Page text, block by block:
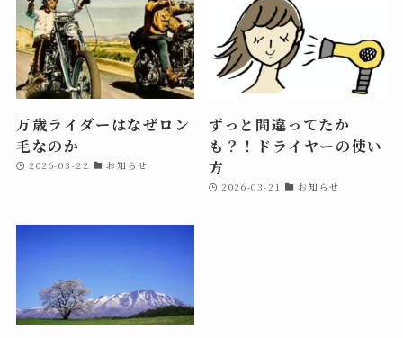
万歳ライダーはなぜロン
毛なのか
2026-03-22 お知らせ
ずっと間違ってたか
も？！ドライヤーの使い
方
2026-03-21 お知らせ